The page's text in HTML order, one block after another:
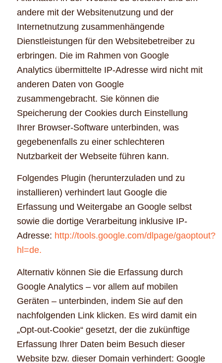
andere mit der Websitenutzung und der
Internetnutzung zusammenhängende
Dienstleistungen für den Websitebetreiber zu
erbringen. Die im Rahmen von Google
Analytics übermittelte IP-Adresse wird nicht mit
anderen Daten von Google
zusammengebracht. Sie können die
Speicherung der Cookies durch Einstellung
Ihrer Browser-Software unterbinden, was
gegebenenfalls zu einer schlechteren
Nutzbarkeit der Webseite führen kann.
Folgendes Plugin (herunterzuladen und zu
installieren) verhindert laut Google die
Erfassung und Weitergabe an Google selbst
sowie die dortige Verarbeitung inklusive IP-
Adresse: http://tools.google.com/dlpage/gaoptout?
hl=de.
Alternativ können Sie die Erfassung durch
Google Analytics – vor allem auf mobilen
Geräten – unterbinden, indem Sie auf den
nachfolgenden Link klicken. Es wird damit ein
„Opt-out-Cookie“ gesetzt, der die zukünftige
Erfassung Ihrer Daten beim Besuch dieser
Website bzw. dieser Domain verhindert: Google